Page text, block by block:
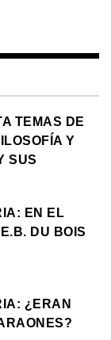
TEMAS DE
Y
SUS
EN EL
DU BOIS
¿ERAN